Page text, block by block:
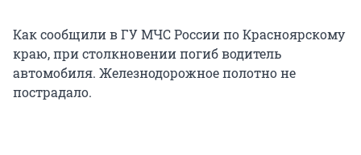
Как сообщили в ГУ МЧС России по Красноярскому
краю, при столкновении погиб водитель
автомобиля. Железнодорожное полотно не
пострадало.